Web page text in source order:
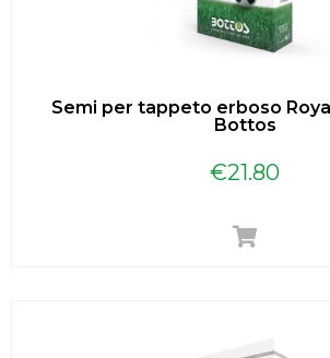
Semi per tappeto erboso
Bottos
€21.80